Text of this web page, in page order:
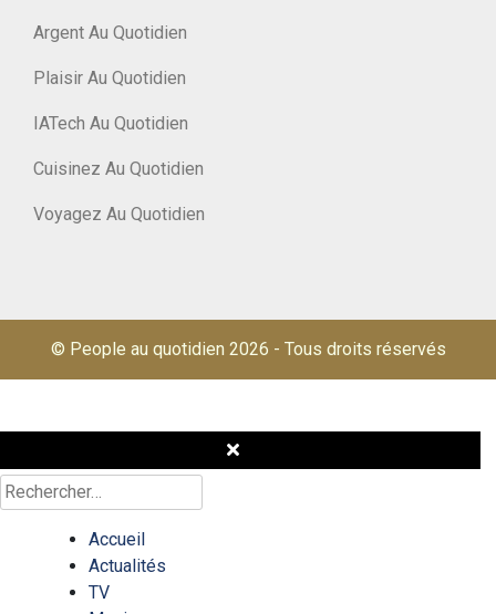
Argent Au Quotidien
Plaisir Au Quotidien
IATech Au Quotidien
Cuisinez Au Quotidien
Voyagez Au Quotidien
© People au quotidien 2026 - Tous droits réservés
Rechercher :
Accueil
Actualités
TV